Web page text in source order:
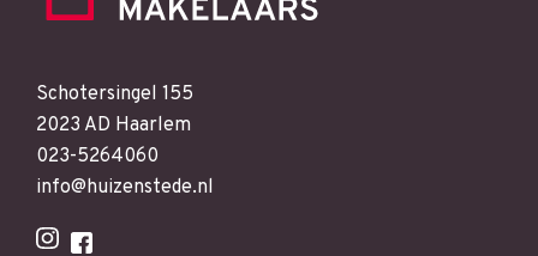
Schotersingel 155
2023 AD Haarlem
023-5264060
info@huizenstede.nl